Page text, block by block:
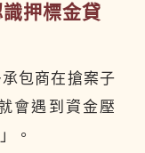
押標金貸
包商在搶案子
會遇到資金壓
。